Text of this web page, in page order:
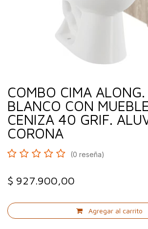
COMBO CIMA ALONG.
BLANCO CON
CENIZA 40 GRIF.
CORONA
(0 reseña)
$ 927.900,00
Agregar al carrito